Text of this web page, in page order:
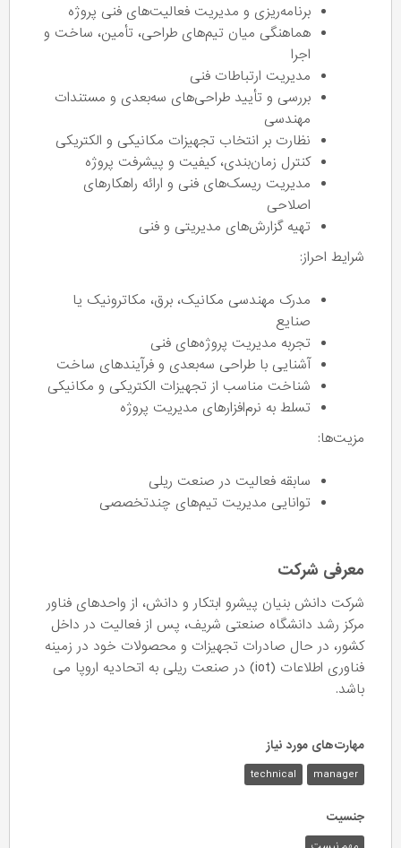
برنامه‌ریزی و مدیریت فعالیت‌های فنی پروژه
هماهنگی میان تیم‌های طراحی، تأمین، ساخت و
اجرا
مدیریت ارتباطات فنی
بررسی و تأیید طراحی‌های سه‌بعدی و مستندات
مهندسی
نظارت بر انتخاب تجهیزات مکانیکی و الکتریکی
کنترل زمان‌بندی، کیفیت و پیشرفت پروژه
مدیریت ریسک‌های فنی و ارائه راهکارهای
اصلاحی
تهیه گزارش‌های مدیریتی و فنی
شرایط احراز:
مدرک مهندسی مکانیک، برق، مکاترونیک یا
صنایع
تجربه مدیریت پروژه‌های فنی
آشنایی با طراحی سه‌بعدی و فرآیندهای ساخت
شناخت مناسب از تجهیزات الکتریکی و مکانیکی
تسلط به نرم‌افزارهای مدیریت پروژه
مزیت‌ها:
سابقه فعالیت در صنعت ریلی
توانایی مدیریت تیم‌های چندتخصصی
معرفی شرکت
شرکت دانش بنیان پیشرو ابتکار و دانش، از واحدهای فناور
مرکز رشد دانشگاه صنعتی شریف، پس از فعالیت‌ در داخل
کشور، در حال صادرات تجهیزات و محصولات خود در زمینه
فناوری اطلاعات (iot) در صنعت ریلی به اتحادیه اروپا می
باشد.
مهارت‌های مورد نیاز
manager
technical
جنسیت